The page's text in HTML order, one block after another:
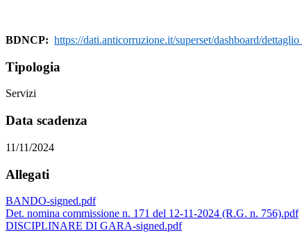
BDNCP: https://dati.anticorruzione.it/superset/dashboard/
Tipologia
Servizi
Data scadenza
11/11/2024
Allegati
BANDO-signed.pdf
Det. nomina commissione n. 171 del 12-11-2024 (R.G. n. 756).pdf
DISCIPLINARE DI GARA-signed.pdf